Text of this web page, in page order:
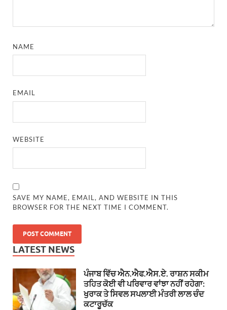
NAME
EMAIL
WEBSITE
SAVE MY NAME, EMAIL, AND WEBSITE IN THIS
BROWSER FOR THE NEXT TIME I COMMENT.
LATEST NEWS
ਪੰਜਾਬ ਵਿੱਚ ਐਨ.ਐਫ.ਐਸ.ਏ. ਰਾਸ਼ਨ ਸਕੀਮ
ਤਹਿਤ ਕੋਈ ਵੀ ਪਰਿਵਾਰ ਵਾਂਝਾ ਨਹੀਂ ਰਹੇਗਾ:
ਖੁਰਾਕ ਤੇ ਸਿਵਲ ਸਪਲਾਈ ਮੰਤਰੀ ਲਾਲ ਚੰਦ
ਕਟਾਰੂਚੱਕ